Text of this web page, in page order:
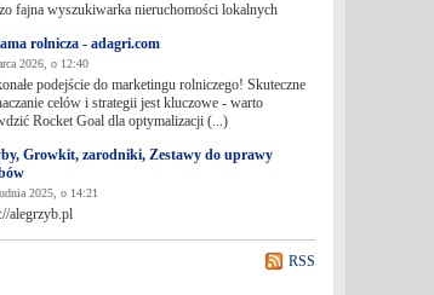
fajna wyszukiwarka nieruchomości lokalnych
rolnicza - adagri.com
2026, o 12:40
podejście do marketingu rolniczego! Skuteczne
celów i strategii jest kluczowe - warto
Rocket Goal dla optymalizacji (...)
Growkit, zarodniki, Zestawy do uprawy
2025, o 14:21
alegrzyb.pl
RSS